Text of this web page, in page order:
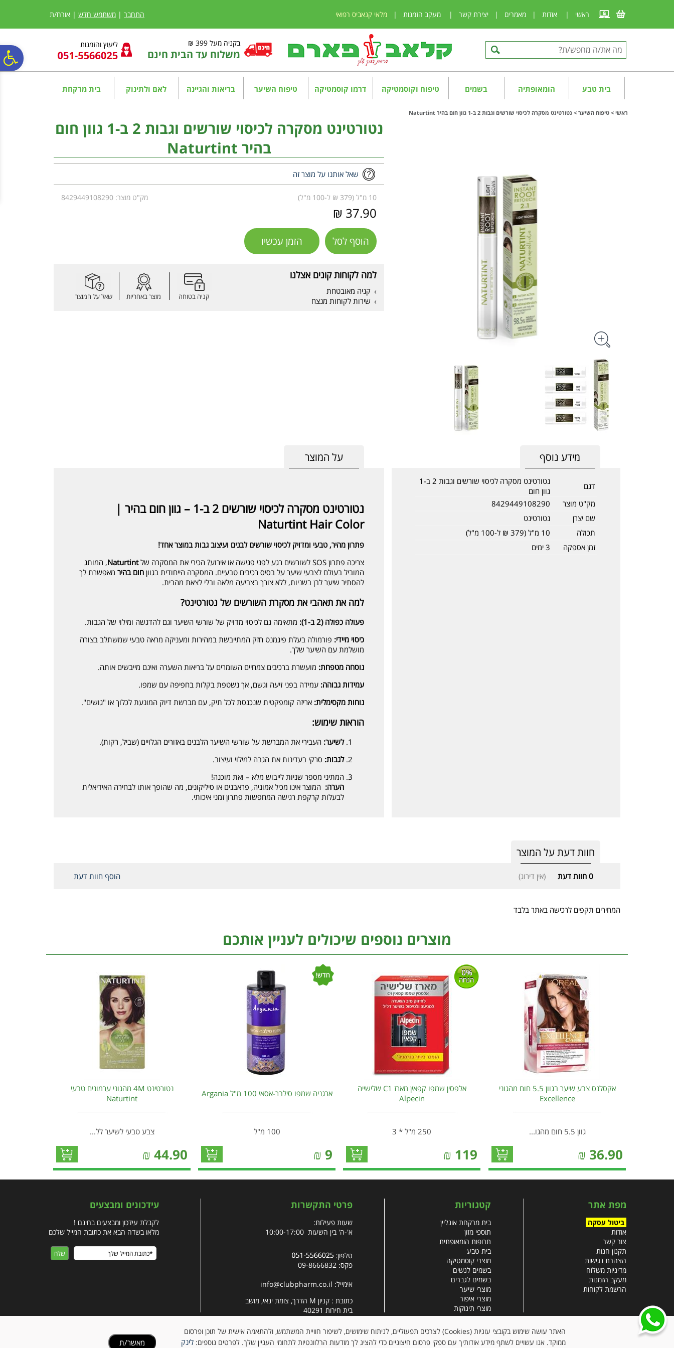
נגישות
אתר
המרכזי
ראשי | אודות | מאמרים | יצירת קשר | מעקב הזמנות | מלאי קנאביס רפואי התחבר | משתמש חדש | אורח/ת
בקניה מעל 399 ₪
משלוח עד הבית חינם
ליעוץ והזמנות
בית טבע הומאופתיה בשמים טיפוח וקוסמטיקה דרמו קוסמטיקה טיפוח השיער בריאות והגיינה לאם ולתינוק בית מרקחת
ראשי > טיפוח השיער > נטורטינט מסקרה לכיסוי שורשים וגבות 2 ב-1 גוון חום בהיר Naturtint
נטורטינט מסקרה לכיסוי שורשים וגבות 2 ב-1 גוון חום
בהיר Naturtint
שאל אותנו על מוצר זה
10 מ"ל (379 ₪ ל-100 מ"ל) מק"ט מוצר: 8429449108290
37.90 ₪
הוסף לסל הזמן עכשיו
למה לקוחות קונים אצלנו
קניה מאובטחת
שירות לקוחות מנצח
קניה בטוחה מוצר באחריות שאל על המוצר
על המוצר
נטורטינט מסקרה לכיסוי שורשים 2 ב-1 – גוון חום בהיר |
Naturtint Hair Color
פתרון מהיר, טבעי ומדויק לכיסוי שורשים לבנים ועיצוב גבות במוצר אחד!
צריכה פתרון SOS לשורשים רגע לפני פגישה או אירוע? הכירי את המסקרה של
Naturtint, המותג
המוביל בעולם לצבעי שיער על בסיס רכיבים טבעיים. המסקרה הייחודית בגוון חום בהירמאפשרת לך
להסתיר שיער לבן בשניות, ללא צורך בצביעה מלאה ובלי לצאת מהבית.
למה את תאהבי את מסקרת השורשים של נטורטינט?
פעולה כפולה (2 ב-1):
מתאימה גם לכיסוי מדויק של שורשי השיער וגם להדגשה ומילוי של הגבות.
כיסוי מיידי: פורמולה בעלת פיגמנט חזק המתייבשת במהירות ומעניקה מראה טבעי שמשתלב בצורה
מושלמת עם השיער שלך.
נוסחה מטפחת: מועשרת ברכיבים צמחיים השומרים על בריאות השערה ואינם מייבשים אותה.
עמידות גבוהה: עמידה בפני זיעה וגשם, אך נשטפת בקלות בחפיפה עם שמפו.
נוחות מקסימלית: אריזה קומפקטית שנכנסת לכל תיק, עם מברשת דיוק המונעת לכלוך או "גושים".
הוראות שימוש:
לשיער: העבירי את המברשת על שורשי השיער הלבנים באזורים הגלויים (שביל, רקות).
לגבות: סרקי בעדינות את הגבה למילוי ועיצוב.
המתיני מספר שניות לייבוש מלא – ואת מוכנה!
הערה: המוצר אינו מכיל אמוניה, פראבנים או סיליקונים, מה שהופך אותו לבחירה האידיאלית
לבעלות קרקפת רגישה המחפשות פתרון זמני איכותי.
מידע נוסף
דגם
נטורטינט מסקרה לכיסוי שורשים וגבות 2 ב-1
גוון חום
מק"ט מוצר
8429449108290
שם יצרן
נטורטינט
תכולה
10 מ"ל (379 ₪ ל-100 מ"ל)
זמן אספקה
3 ימים
חוות דעת על המוצר
0 חוות דעת (אין דירוג) הוסף חוות דעת
המחירים תקפים לרכישה באתר בלבד
מוצרים נוספים שיכולים לעניין אותכם
אקסלנס צבע שיער בגוון 5.5 חום מהגוני
Excellence
גוון 5.5 חום מהגו...
36.90
₪
0%
הנחה
אלפסין שמפו קפאין מארז C1 שלישייה
Alpecin
250 מ"ל * 3
119
₪
ארגניה שמפו סילבר-אסאי 100 מ"ל Argania
100 מ"ל
9
₪
נטורטינט 4M מהגוני ערמונים טבעי
Naturtint
צבע טבעי לשיער לל...
44.90
₪
מפת אתר
ביטול עסקה
אודות
צור קשר
תקנון חנות
הצהרת נגישות
מדיניות משלוח
מעקב הזמנות
הרשמת לקוחות
קטגוריות
בית מרקחת אונליין
תוספי מזון
תרופות הומאופתית
בית טבע
מוצרי קוסמטיקה
בשמים לנשים
בשמים לגברים
מוצרי שיער
מוצרי איפור
מוצרי תינוקות
צבעי שיער
עזרים רפואיים
פרטי התקשרות
שעות פעילות:
א'-ה' בין השעות 10:00-17:00
טלפון:
פקס: 09-8666832
אימייל: info@clubpharm.co.il
כתובת : קניון M הדרך, צומת ינאי, מושב
בית חירות 40291
עידכונים ומבצעים
לקבלת עידכון ומבצעים בחינם !
מלאו בשדה הבא את כתובת המייל שלכם
האתר עושה שימוש בקובצי עוגיות (Cookies) לצרכים תפעוליים, לניתוח שימושים, לשיפור חוויית המשתמש, ולהתאמה אישית של תוכן ופרסום
ממוקד. אנו עשויים לשתף מידע אודותיך עם ספקי פרסום חיצוניים כדי להציג לך מודעות הרלוונטיות לתחומי העניין שלך. לפרטים נוספים: לינק מאשר/ת